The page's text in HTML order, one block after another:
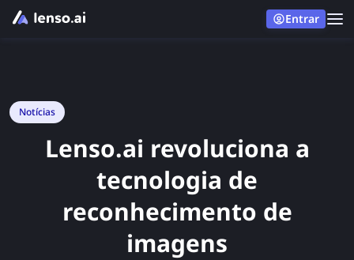
Entrar
Notícias
Lenso.ai revoluciona a
tecnologia de
reconhecimento de
imagens